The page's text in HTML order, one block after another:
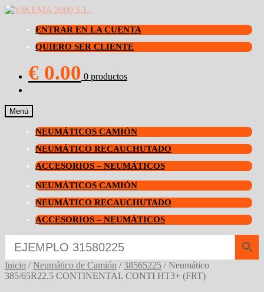
ENTRAR EN LA CUENTA
QUIERO SER CLIENTE
€ 0.00 0 productos
Menú
NEUMÁTICOS CAMIÓN
NEUMÁTICO RECAUCHUTADO
ACCESORIOS – NEUMÁTICOS
NEUMÁTICOS CAMIÓN
NEUMÁTICO RECAUCHUTADO
ACCESORIOS – NEUMÁTICOS
Inicio /Neumático de Camión / 38565225 /Neumático
385/65R22.5 CONTINENTAL CONTI HT3+ (FRT)